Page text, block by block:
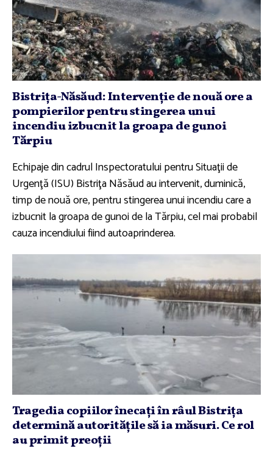
Bistriţa-Năsăud: Intervenţie de nouă ore a
pompierilor pentru stingerea unui
incendiu izbucnit la groapa de gunoi
Tărpiu
Echipaje din cadrul Inspectoratului pentru Situaţii de
Urgenţă (ISU) Bistriţa Năsăud au intervenit, duminică,
timp de nouă ore, pentru stingerea unui incendiu care a
izbucnit la groapa de gunoi de la Tărpiu, cel mai probabil
cauza incendiului fiind autoaprinderea.
Tragedia copiilor înecaţi în râul Bistriţa
determină autorităţile să ia măsuri. Ce rol
au primit preoţii